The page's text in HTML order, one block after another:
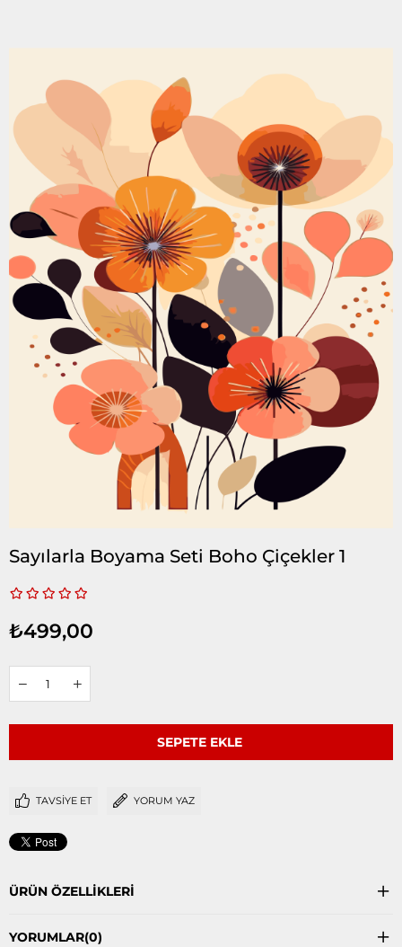
Sayılarla Boyama Seti Boho Çiçekler 1
₺499,00
TAVSIYE ET YORUM YAZ
ÜRÜN ÖZELLIKLERI
YORUMLAR(0)